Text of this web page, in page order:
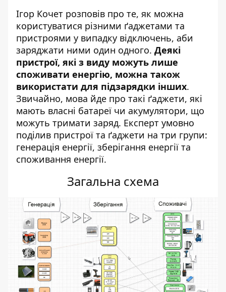
Ігор Кочет розповів про те, як можна
користуватися різними ґаджетами та
пристроями у випадку відключень, аби
заряджати ними один одного. Деякі
пристрої, які з виду можуть лише
споживати енергію, можна також
використати для підзарядки інших.
Звичайно, мова йде про такі ґаджети, які
мають власні батареї чи акумулятори, що
можуть тримати заряд. Експерт умовно
поділив пристрої та ґаджети на три групи:
генерація енергії, зберігання енергії та
споживання енергії.
Загальна схема